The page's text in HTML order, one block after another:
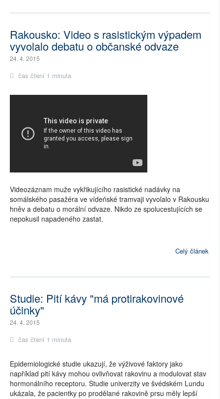
Rakousko: Video s rasistickým výpadem
vyvolalo debatu o občanské odvaze
24. 4. 2015
čas čtení 1 minuta
Videozáznam muže vykřikujícího rasistické nadávky na
somálského pasažéra ve vídeňské tramvaji vyvolalo v Rakousku
hněv a debatu o morální odvaze. Nikdo ze spolucestujících se
nepokusil napadeného zastat.
Celý článek
Studie: Pití kávy "má protirakovinové
účinky"
24. 4. 2015
čas čtení 1 minuta
Epidemiologické studie ukazují, že výživové faktory jako
například pití kávy mohou ovlivňovat rakovinu a modulovat stav
hormonálního receptoru. Studie univerzity ve švédském Lundu
ukázala, že pacientky po prodělané rakovině prsu měly lepší